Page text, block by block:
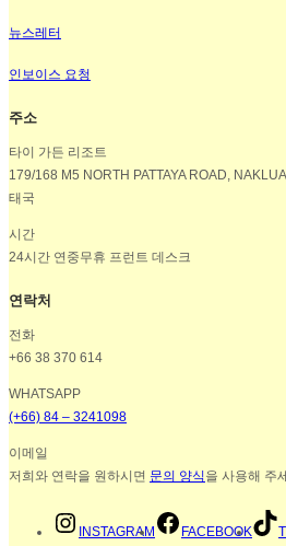
뉴스레터
인보이스 요청
주소
타이 가든 리조트
179/168 M5 NORTH PATTAYA ROAD,
태국
시간
24시간 연중무휴 프런트 데스크
연락처
전화
+66 38 370 614
WHATSAPP
(+66) 84 – 3241098
이메일
저희와 연락을 원하시면 문의 양식을 사용해 주
INSTAGRAM FACEBOOK